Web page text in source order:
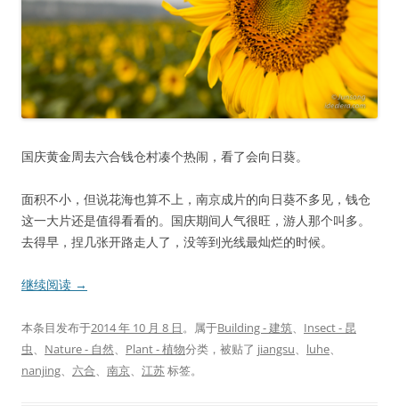
国庆黄金周去六合钱仓村凑个热闹，看了会向日葵。
面积不小，但说花海也算不上，南京成片的向日葵不多见，钱仓
这一大片还是值得看看的。国庆期间人气很旺，游人那个叫多。
去得早，捏几张开路走人了，没等到光线最灿烂的时候。
继续阅读 →
本条目发布于2014 年 10 月 8 日。属于Building - 建筑、 Insect - 昆
虫、 Nature - 自然、 Plant - 植物分类，被贴了 jiangsu、 luhe、
nanjing、 六合、 南京、 江苏标签。